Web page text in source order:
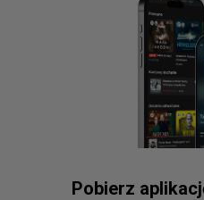
Pobierz